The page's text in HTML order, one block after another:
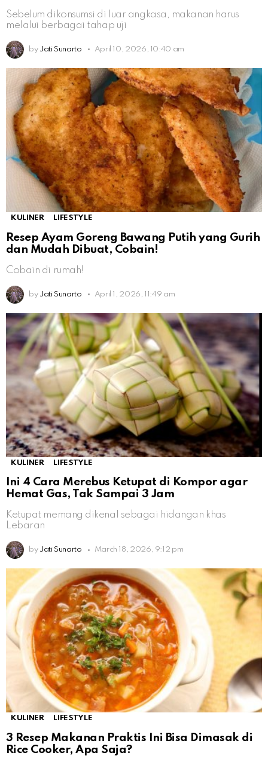
Sebelum dikonsumsi di luar angkasa, makanan harus
melalui berbagai tahap uji
by Jati Sunarto April 10, 2026, 10:40 am
KULINER LIFESTYLE
Resep Ayam Goreng Bawang Putih yang Gurih
dan Mudah Dibuat, Cobain!
Cobain di rumah!
by Jati Sunarto April 1, 2026, 11:49 am
KULINER LIFESTYLE
Ini 4 Cara Merebus Ketupat di Kompor agar
Hemat Gas, Tak Sampai 3 Jam
Ketupat memang dikenal sebagai hidangan khas
Lebaran
by Jati Sunarto March 18, 2026, 9:12 pm
KULINER LIFESTYLE
3 Resep Makanan Praktis Ini Bisa Dimasak di
Rice Cooker, Apa Saja?